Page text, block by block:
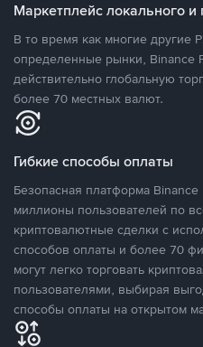
Маркетплейс локального
В то время как многие другие
определенные рынки, Binance
действительно глобальную
более 70 местных валют.
Гибкие способы оплаты
Безопасная платформа
миллионы пользователей по
криптовалютные сделки с
способов оплаты и более 70
могут легко торговать
пользователями, выбирая
способы оплаты на открытом